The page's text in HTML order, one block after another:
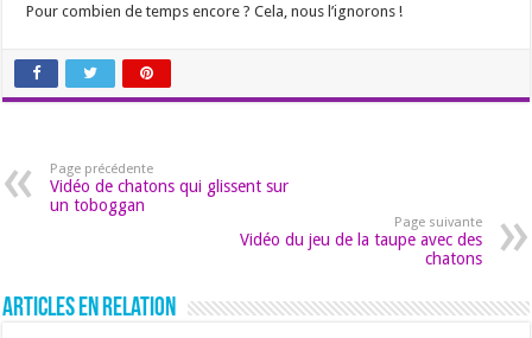
Pour combien de temps encore ? Cela, nous l’ignorons !
Page précédente
Vidéo de chatons qui glissent sur
un toboggan
Page suivante
Vidéo du jeu de la taupe avec des
chatons
Articles en relation